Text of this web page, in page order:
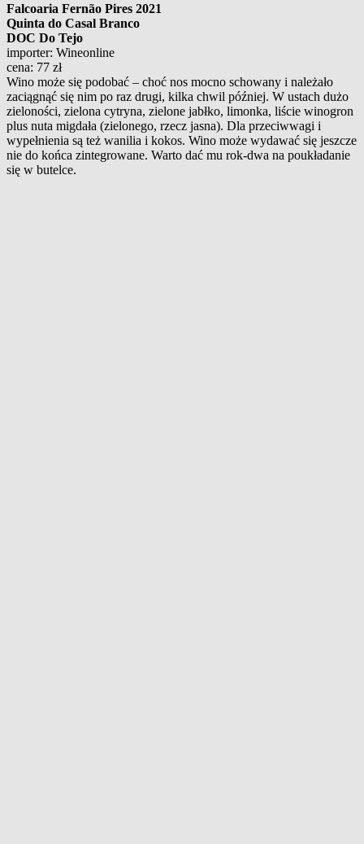
Falcoaria Fernão Pires 2021
Quinta do Casal Branco
DOC Do Tejo
importer: Wineonline
cena: 77 zł
Wino może się podobać – choć nos mocno schowany i należało
zaciągnąć się nim po raz drugi, kilka chwil później. W ustach dużo
zieloności, zielona cytryna, zielone jabłko, limonka, liście winogron
plus nuta migdała (zielonego, rzecz jasna). Dla przeciwwagi i
wypełnienia są też wanilia i kokos. Wino może wydawać się jeszcze
nie do końca zintegrowane. Warto dać mu rok-dwa na poukładanie
się w butelce.